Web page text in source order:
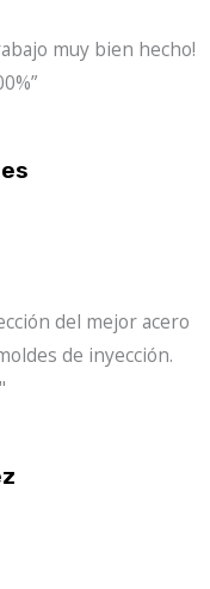
muy bien hecho!
del mejor acero
de inyección.